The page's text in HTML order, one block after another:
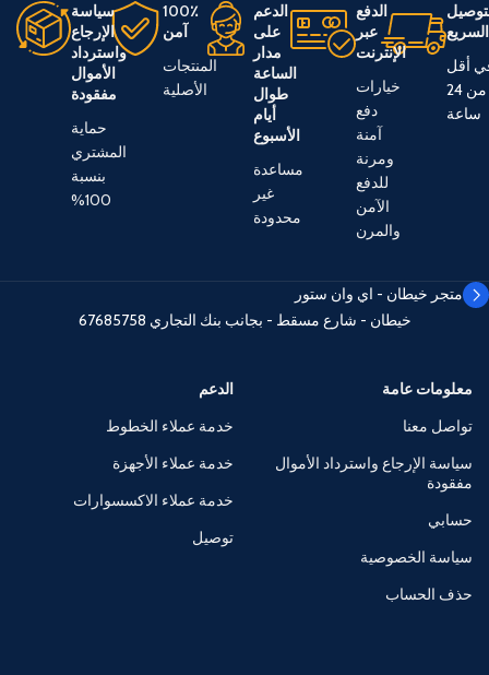
السريع
أقل
من 24
ساعة
الدفع
عبر
الإنترنت
خيارات
دفع
آمنة
ومرنة
للدفع
الآمن
والمرن
الدعم
على
مدار
الساعة
طوال
أيام
الأسبوع
مساعدة
غير
محدودة
100٪
آمن
المنتجات
الأصلية
سياسة
الإرجاع
واسترداد
الأموال
مفقودة
حماية
المشتري
بنسبة
100%
متجر خيطان - اي وان ستور
خيطان - شارع مسقط - بجانب بنك التجاري 67685758
معلومات عامة
تواصل معنا
سياسة الإرجاع واسترداد الأموال
مفقودة
حسابي
سياسة الخصوصية
حذف الحساب
الدعم
خدمة عملاء الخطوط
خدمة عملاء الأجهزة
خدمة عملاء الاكسسوارات
توصيل